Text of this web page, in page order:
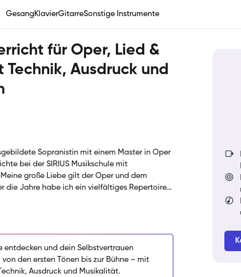
GesangKlavierGitarreSonstige Instrumente
für Oper, Lied &
Ausdruck und
Sopranistin mit einem Master in Oper
bei der SIRIUS Musikschule mit
große Liebe gilt der Oper und dem
die Jahre habe ich ein vielfältiges Repertoire
Tätigkeit habe ich die Freude am
und ihr Selbstvertrauen zu stärken. Mein
stimmliche Grundlagen – Atemtechnik,
musikalischem Ausdruck und kreativer
Töne erkundest, dich auf Vorsingen
entdecken und dein Selbstvertrauen
den ersten Tönen bis zur Bühne – mit
Ausdruck und Musikalität.